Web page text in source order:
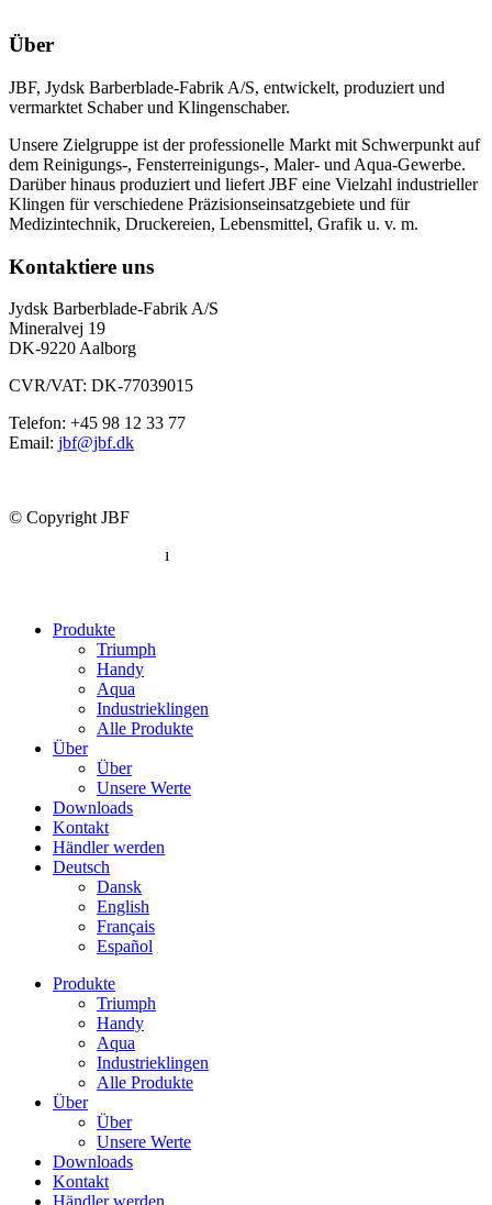
Über
JBF, Jydsk Barberblade-Fabrik A/S, entwickelt, produziert und
vermarktet Schaber und Klingenschaber.
Unsere Zielgruppe ist der professionelle Markt mit Schwerpunkt auf
dem Reinigungs-, Fensterreinigungs-, Maler- und Aqua-Gewerbe.
Darüber hinaus produziert und liefert JBF eine Vielzahl industrieller
Klingen für verschiedene Präzisionseinsatzgebiete und für
Medizintechnik, Druckereien, Lebensmittel, Grafik u. v. m.
Kontaktiere uns
Jydsk Barberblade-Fabrik A/S
Mineralvej 19
DK-9220 Aalborg
CVR/VAT: DK-77039015
Telefon: +45 98 12 33 77
Email: jbf@jbf.dk
© Copyright JBF
ı
Produkte
Triumph
Handy
Aqua
Industrieklingen
Alle Produkte
Über
Über
Unsere Werte
Downloads
Kontakt
Händler werden
Deutsch
Dansk
English
Français
Español
Produkte
Triumph
Handy
Aqua
Industrieklingen
Alle Produkte
Über
Über
Unsere Werte
Downloads
Kontakt